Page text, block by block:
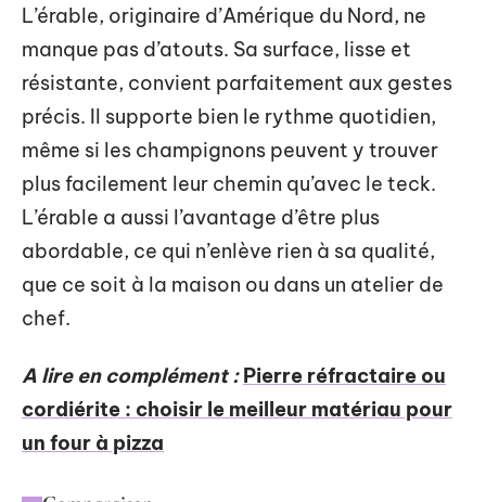
L’érable, originaire d’Amérique du Nord, ne
manque pas d’atouts. Sa surface, lisse et
résistante, convient parfaitement aux gestes
précis. Il supporte bien le rythme quotidien,
même si les champignons peuvent y trouver
plus facilement leur chemin qu’avec le teck.
L’érable a aussi l’avantage d’être plus
abordable, ce qui n’enlève rien à sa qualité,
que ce soit à la maison ou dans un atelier de
chef.
A lire en complément : Pierre réfractaire ou
cordiérite : choisir le meilleur matériau pour
un four à pizza